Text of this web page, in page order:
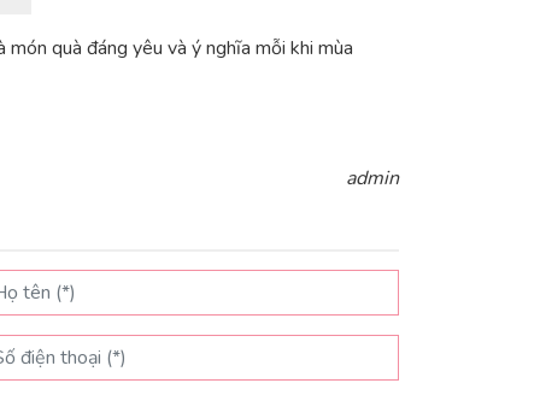
quà đáng yêu và ý nghĩa mỗi khi mùa
admin